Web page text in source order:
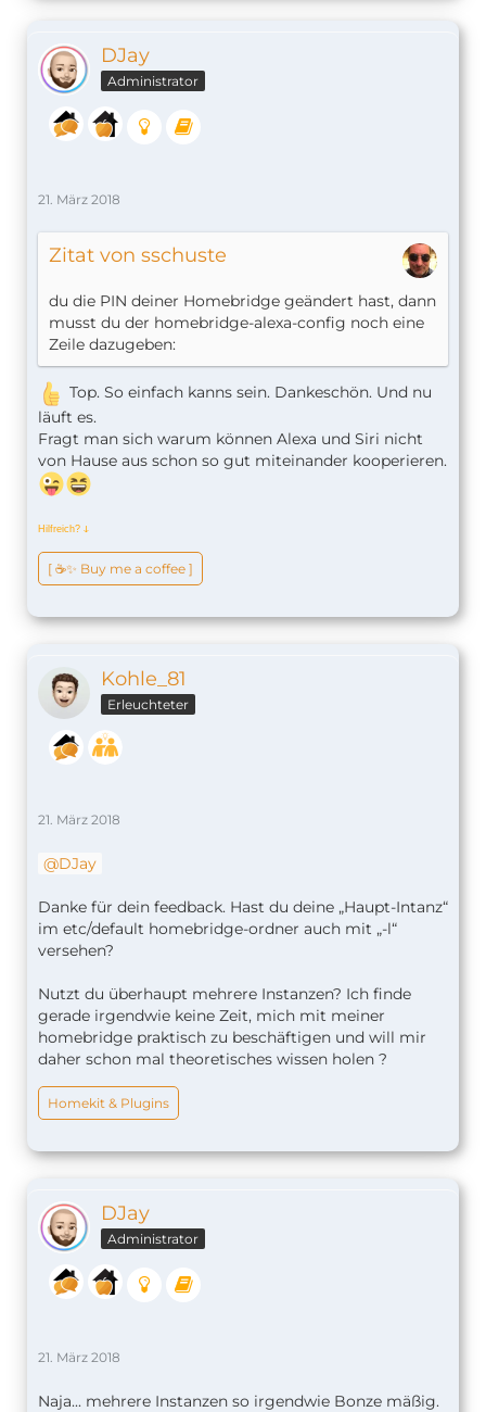
DJay
Administrator
21. März 2018
Zitat von sschuste
du die PIN deiner Homebridge geändert hast, dann
musst du der homebridge-alexa-config noch eine
Zeile dazugeben:
Top. So einfach kanns sein. Dankeschön. Und nu
läuft es.
Fragt man sich warum können Alexa und Siri nicht
von Hause aus schon so gut miteinander kooperieren.
Hilfreich? ↆ
[ ☕️✨ Buy me a coffee ]
Kohle_81
Erleuchteter
21. März 2018
DJay
Danke für dein feedback. Hast du deine „Haupt-Intanz“
im etc/default homebridge-ordner auch mit „-l“
versehen?
Nutzt du überhaupt mehrere Instanzen? Ich finde
gerade irgendwie keine Zeit, mich mit meiner
homebridge praktisch zu beschäftigen und will mir
daher schon mal theoretisches wissen holen ?
Homekit & Plugins
DJay
Administrator
21. März 2018
Naja... mehrere Instanzen so irgendwie Bonze mäßig.